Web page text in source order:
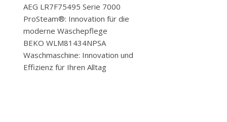
AEG LR7F75495 Serie 7000
ProSteam®: Innovation für die
moderne Wäschepflege
BEKO WLM81434NPSA
Waschmaschine: Innovation und
Effizienz für Ihren Alltag